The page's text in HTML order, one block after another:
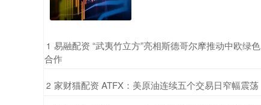
1 ​易融配资 “武夷竹立方”亮相斯德哥尔摩推动中欧绿色
合作
2 ​家财猫配资 ATFX：美原油连续五个交易日窄幅震荡